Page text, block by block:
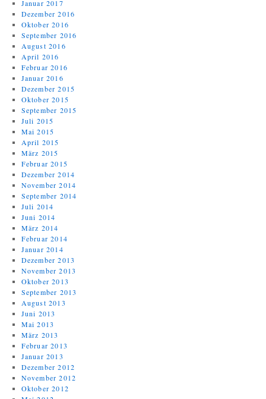
Januar 2017
Dezember 2016
Oktober 2016
September 2016
August 2016
April 2016
Februar 2016
Januar 2016
Dezember 2015
Oktober 2015
September 2015
Juli 2015
Mai 2015
April 2015
März 2015
Februar 2015
Dezember 2014
November 2014
September 2014
Juli 2014
Juni 2014
März 2014
Februar 2014
Januar 2014
Dezember 2013
November 2013
Oktober 2013
September 2013
August 2013
Juni 2013
Mai 2013
März 2013
Februar 2013
Januar 2013
Dezember 2012
November 2012
Oktober 2012